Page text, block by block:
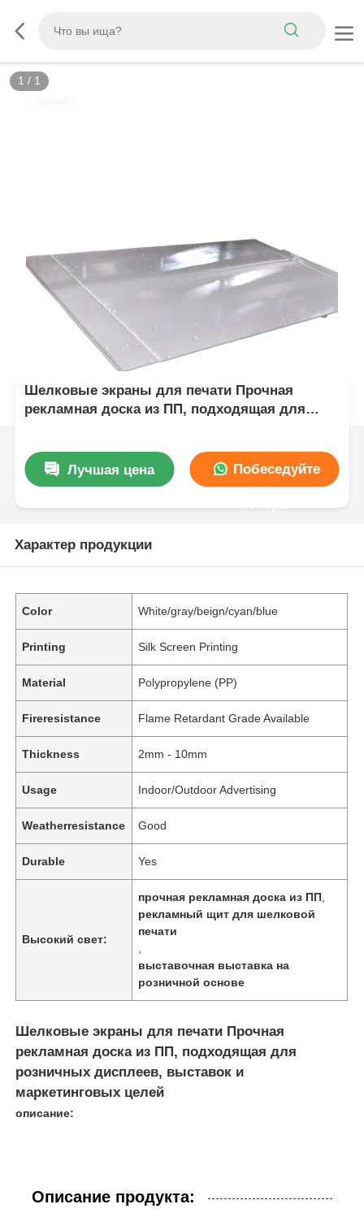
1 / 1
Шелковые экраны для печати Прочная
рекламная доска из ПП, подходящая для
Лучшая цена
Побеседуйте
Характер продукции
Color White/gray/beign/cyan/blue
Printing Silk Screen Printing
Material Polypropylene (PP)
Fireresistance Flame Retardant Grade Available
Thickness 2mm - 10mm
Usage Indoor/Outdoor Advertising
Weatherresistance Good
Durable Yes
Высокий свет:
прочная рекламная доска из ПП
рекламный щит для шелковой
печати
выставочная выставка на
розничной основе
Шелковые экраны для печати Прочная
рекламная доска из ПП, подходящая для
розничных дисплеев, выставок и
маркетинговых целей
описание:
Описание продукта: